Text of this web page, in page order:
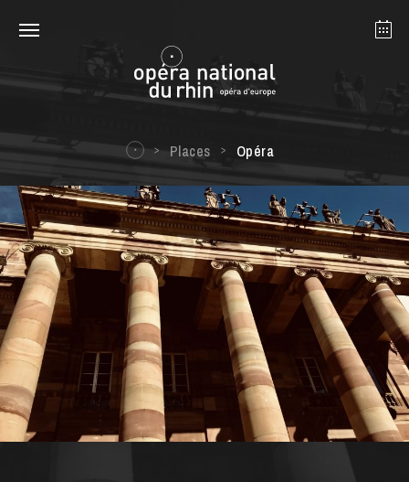
Strasbourg
Tuesday 18 Aug 2026
Places Opéra